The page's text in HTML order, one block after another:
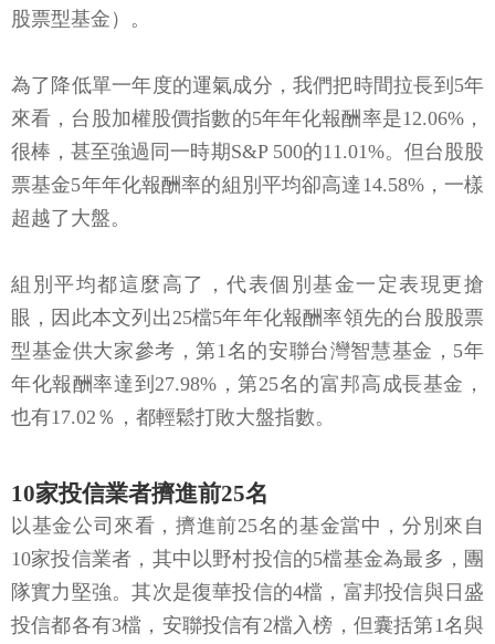
股票型基金）。
為了降低單一年度的運氣成分，我們把時間拉長到5年
來看，台股加權股價指數的5年年化報酬率是12.06%，
很棒，甚至強過同一時期S&P 500的11.01%。但台股股
票基金5年年化報酬率的組別平均卻高達14.58%，一樣
超越了大盤。
組別平均都這麼高了，代表個別基金一定表現更搶
眼，因此本文列出25檔5年年化報酬率領先的台股股票
型基金供大家參考，第1名的安聯台灣智慧基金，5年
年化報酬率達到27.98%，第25名的富邦高成長基金，
也有17.02％，都輕鬆打敗大盤指數。
10家投信業者擠進前25名
以基金公司來看，擠進前25名的基金當中，分別來自
10家投信業者，其中以野村投信的5檔基金為最多，團
隊實力堅強。其次是復華投信的4檔，富邦投信與日盛
投信都各有3檔，安聯投信有2檔入榜，但囊括第1名與